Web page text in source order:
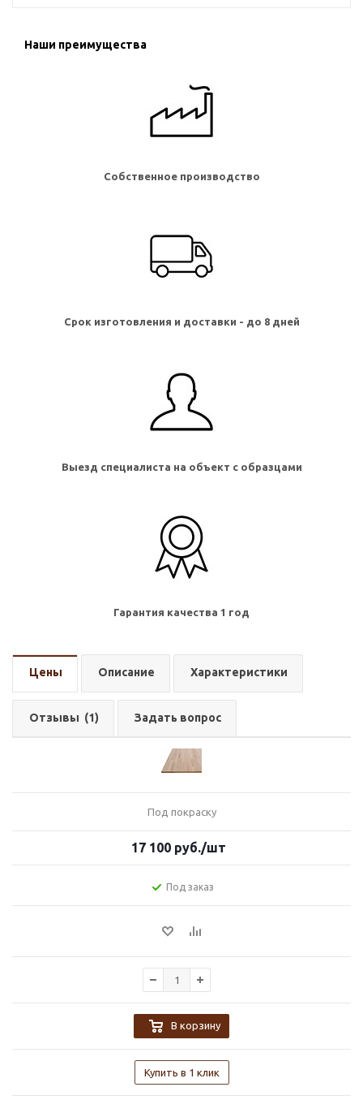
Наши преимущества
Собственное производство
Срок изготовления и доставки - до 8 дней
Выезд специалиста на объект с образцами
Гарантия качества 1 год
Цены Описание Характеристики
Отзывы (1) Задать вопрос
Под покраску
17 100 руб./шт
Под заказ
В корзину
Купить в 1 клик